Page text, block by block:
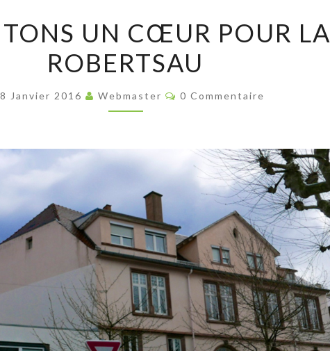
UN
CŒUR
POUR
LA
UN CŒUR POUR LA
ROBERTSAU
8 Janvier 2016 Webmaster Commentaires
0 Commentaire